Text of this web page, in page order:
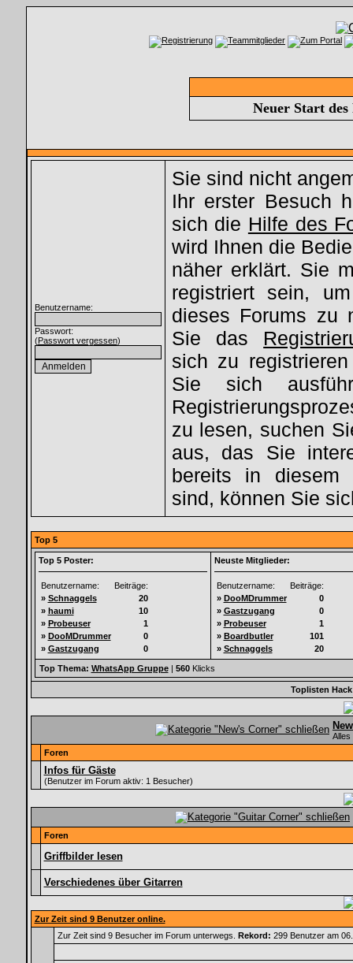
Neuer Start
Benutzername:
Passwort:
(Passwort vergessen)
Sie sind nicht
Ihr erster Besuch
sich die Hilfe des
wird Ihnen die
näher erklärt. Sie
registriert sein,
dieses Forums zu
Sie das
sich zu
Sie sich
zu lesen, suchen
aus, das Sie
bereits in diesem
sind, können Sie
Top 5
Top 5 Poster:
Benutzername:
Beiträge:
» Schnaggels
20
» haumi
10
» Probeuser
1
» DooMDrummer
0
» Gastzugang 0
Neuste Mitglieder:
Benutzername:
Beiträge:
» DooMDrummer
0
» Gastzugang
0
» Probeuser
1
» Boardbutler
101
» Schnaggels 20
Top Thema: WhatsApp Gruppe| 560Klicks
Toplisten
Alles
Foren
Infos für Gäste
(Benutzer im Forum aktiv: 1 Besucher)
Foren
Griffbilder lesen
Verschiedenes über Gitarren
Zur Zeit sind 9 Benutzer online.
Zur Zeit sind 9 Besucher im Forum unterwegs. Rekord: 299 Benutzer am